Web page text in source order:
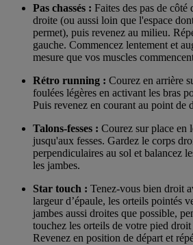
Pas chassés : Faites des pas de côté
droite (ou aussi loin que l'espace
permet), puis revenez au milieu.
gauche. Commencez lentement et
mesure que vos muscles
Rétro running : Courez en arrière
foulées légères en activant les bras
Puis revenez en courant au point de
Talons-fesses : Courez sur place en
jusqu'aux fesses. Gardez le corps
perpendiculaires au sol et balancez
les jambes.
Star touch : Tenez-vous bien droit
largeur d’épaule, les orteils pointés
jambes aussi droites que possible,
touchez les orteils de votre pied
Revenez en position de départ et